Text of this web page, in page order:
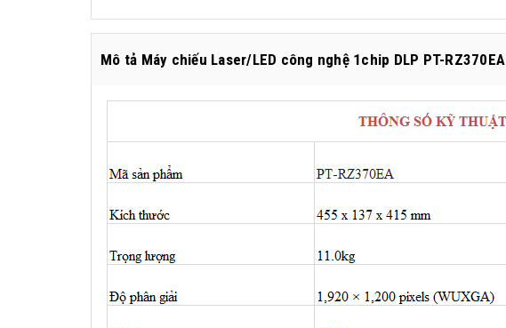
Mô tả Máy chiếu Laser/LED công nghệ 1chip DLP PT-RZ370EA